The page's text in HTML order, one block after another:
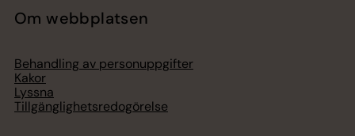
Om webbplatsen
Behandling av personuppgifter
Kakor
Lyssna
Tillgänglighetsredogörelse